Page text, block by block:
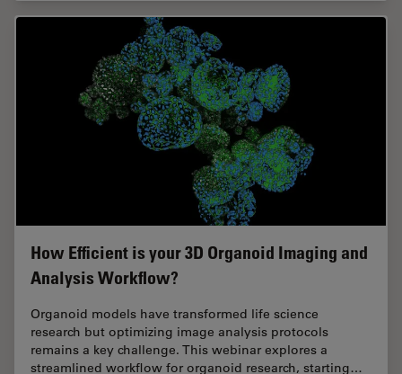
How Efficient is your 3D Organoid Imaging and
Analysis Workflow?
Organoid models have transformed life science
research but optimizing image analysis protocols
remains a key challenge. This webinar explores a
streamlined workflow for organoid research, starting…